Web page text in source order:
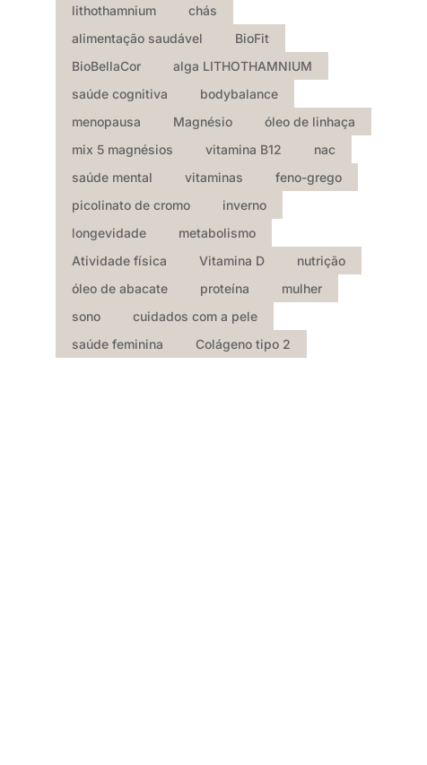
lithothamnium
chás
alimentação saudável
BioFit
BioBellaCor
alga LITHOTHAMNIUM
saúde cognitiva
bodybalance
menopausa
Magnésio
óleo de linhaça
mix 5 magnésios
vitamina B12
nac
saúde mental
vitaminas
feno-grego
picolinato de cromo
inverno
longevidade
metabolismo
Atividade física
Vitamina D
nutrição
óleo de abacate
proteína
mulher
sono
cuidados com a pele
saúde feminina
Colágeno tipo 2